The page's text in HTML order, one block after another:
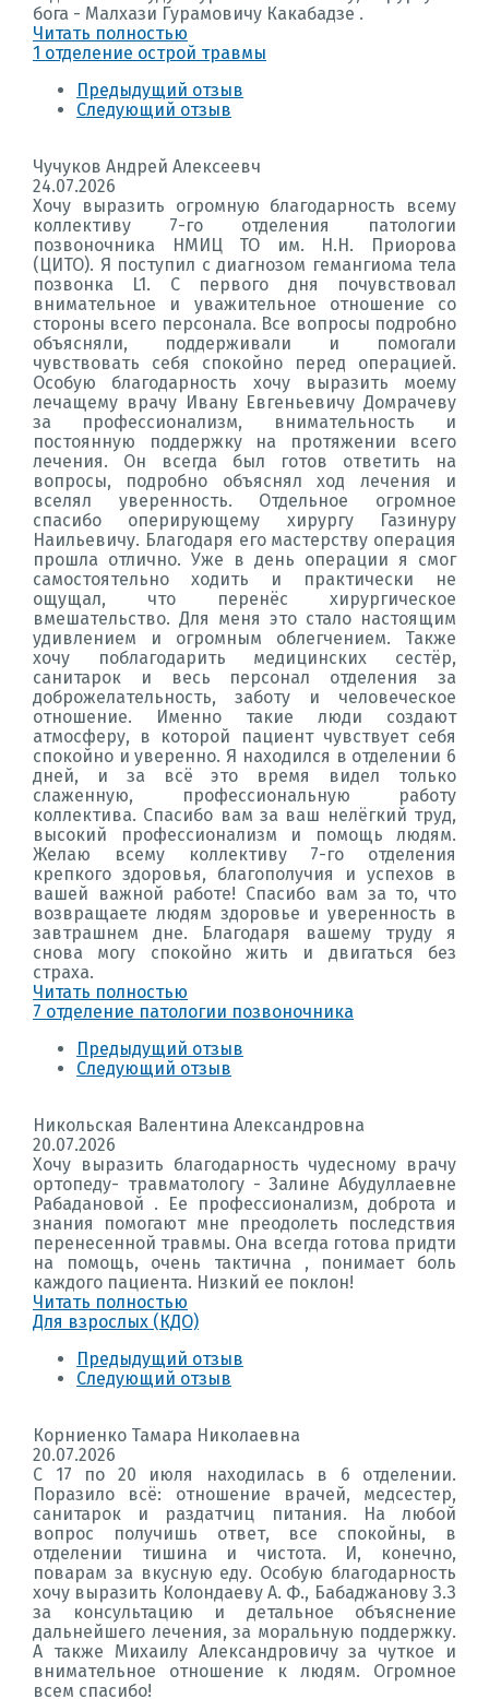
бога - Малхази Гурамовичу Какабадзе .
Читать полностью
1 отделение острой травмы
Предыдущий отзыв
Следующий отзыв
Чучуков Андрей Алексеевч
24.07.2026
Хочу выразить огромную благодарность всему
коллективу 7-го отделения патологии
позвоночника НМИЦ ТО им. Н.Н. Приорова
(ЦИТО). Я поступил с диагнозом гемангиома тела
позвонка L1. С первого дня почувствовал
внимательное и уважительное отношение со
стороны всего персонала. Все вопросы подробно
объясняли, поддерживали и помогали
чувствовать себя спокойно перед операцией.
Особую благодарность хочу выразить моему
лечащему врачу Ивану Евгеньевичу Домрачеву
за профессионализм, внимательность и
постоянную поддержку на протяжении всего
лечения. Он всегда был готов ответить на
вопросы, подробно объяснял ход лечения и
вселял уверенность. Отдельное огромное
спасибо оперирующему хирургу Газинуру
Наильевичу. Благодаря его мастерству операция
прошла отлично. Уже в день операции я смог
самостоятельно ходить и практически не
ощущал, что перенёс хирургическое
вмешательство. Для меня это стало настоящим
удивлением и огромным облегчением. Также
хочу поблагодарить медицинских сестёр,
санитарок и весь персонал отделения за
доброжелательность, заботу и человеческое
отношение. Именно такие люди создают
атмосферу, в которой пациент чувствует себя
спокойно и уверенно. Я находился в отделении 6
дней, и за всё это время видел только
слаженную, профессиональную работу
коллектива. Спасибо вам за ваш нелёгкий труд,
высокий профессионализм и помощь людям.
Желаю всему коллективу 7-го отделения
крепкого здоровья, благополучия и успехов в
вашей важной работе! Спасибо вам за то, что
возвращаете людям здоровье и уверенность в
завтрашнем дне. Благодаря вашему труду я
снова могу спокойно жить и двигаться без
страха.
Читать полностью
7 отделение патологии позвоночника
Предыдущий отзыв
Следующий отзыв
Никольская Валентина Александровна
20.07.2026
Хочу выразить благодарность чудесному врачу
ортопеду- травматологу - Залине Абудуллаевне
Рабадановой . Ее профессионализм, доброта и
знания помогают мне преодолеть последствия
перенесенной травмы. Она всегда готова придти
на помощь, очень тактична , понимает боль
каждого пациента. Низкий ее поклон!
Читать полностью
Для взрослых (КДО)
Предыдущий отзыв
Следующий отзыв
Корниенко Тамара Николаевна
20.07.2026
С 17 по 20 июля находилась в 6 отделении.
Поразило всё: отношение врачей, медсестер,
санитарок и раздатчиц питания. На любой
вопрос получишь ответ, все спокойны, в
отделении тишина и чистота. И, конечно,
поварам за вкусную еду. Особую благодарность
хочу выразить Колондаеву А. Ф., Бабаджанову З.З
за консультацию и детальное объяснение
дальнейшего лечения, за моральную поддержку.
А также Михаилу Александровичу за чуткое и
внимательное отношение к людям. Огромное
всем спасибо!